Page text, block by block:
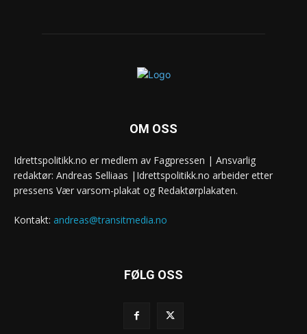
OM OSS
Idrettspolitikk.no er medlem av Fagpressen | Ansvarlig
redaktør: Andreas Selliaas |Idrettspolitikk.no arbeider etter
pressens Vær varsom-plakat og Redaktørplakaten.
Kontakt: andreas@transitmedia.no
FØLG OSS